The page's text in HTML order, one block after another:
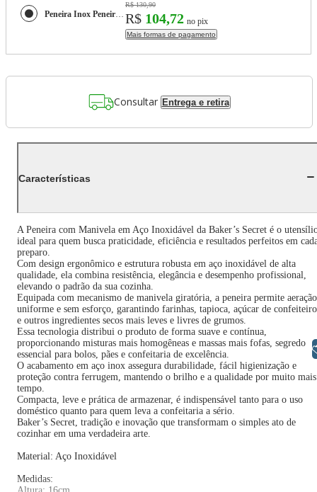
Peneira Inox Peneirar Farinha Tapioca Manivela Polivlhador
R$ 130,90
R$ 104,72 no pix
Mais formas de pagamento
Consultar Entrega e retira
Características
A Peneira com Manivela em Aço Inoxidável da Baker’s Secret é o
ideal para quem busca praticidade, eficiência e resultados perfeitos em
preparo.
Com design ergonômico e estrutura robusta em aço inoxidável de alta
qualidade, ela combina resistência, elegância e desempenho profissional,
elevando o padrão da sua cozinha.
Equipada com mecanismo de manivela giratória, a peneira permite aeração
uniforme e sem esforço, garantindo farinhas, tapioca, açúcar de confeiteiro
e outros ingredientes secos mais leves e livres de grumos.
Essa tecnologia distribui o produto de forma suave e contínua,
proporcionando misturas mais homogêneas e massas mais fofas, segredo
essencial para bolos, pães e confeitaria de excelência.
O acabamento em aço inox assegura durabilidade, fácil higienização e
proteção contra ferrugem, mantendo o brilho e a qualidade por muito mais
tempo.
Compacta, leve e prática de armazenar, é indispensável tanto para o uso
doméstico quanto para quem leva a confeitaria a sério.
Baker’s Secret, tradição e inovação que transformam o simples ato de
cozinhar em uma verdadeira arte.
Material: Aço Inoxidável
Medidas:
Libras